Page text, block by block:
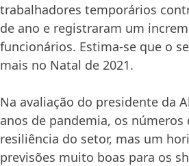
trabalhadores temporários
de ano e registraram um
funcionários. Estima-se que o
mais no Natal de 2021.
Na avaliação do presidente da
anos de pandemia, os
resiliência do setor, mas um
previsões muito boas para os